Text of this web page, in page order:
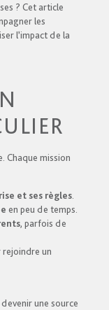
? Cet article
les
l’impact de la
Chaque mission
et ses règles.
en peu de temps.
, parfois de
un
une source